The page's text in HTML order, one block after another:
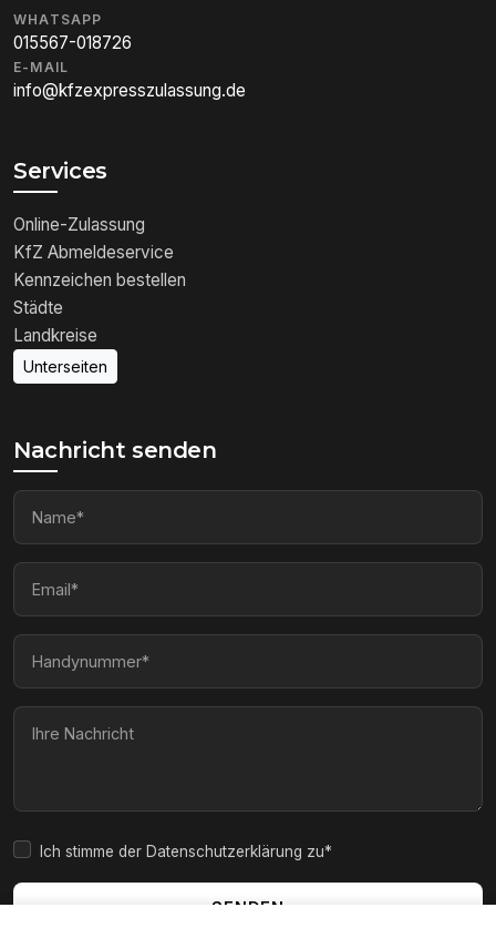
WHATSAPP
015567-018726
E-MAIL
info@kfzexpresszulassung.de
Services
Online-Zulassung
KfZ Abmeldeservice
Kennzeichen bestellen
Städte
Landkreise
Unterseiten
Nachricht senden
Ich stimme der Datenschutzerklärung zu*
SENDEN